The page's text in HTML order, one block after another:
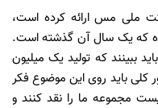
ملی مس ارائه کرده است،
که یک سال آن گذشته است.
ببینند که تولید یک میلیون
و به‌طور کلی باید روی این موضوع فکر
امکان‌پذیر نیست مجموعه ما را نقد کنند و